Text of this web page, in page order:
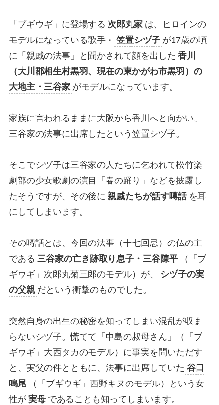
「ブギウギ」に登場する 次郎丸家 は、ヒロインの
モデルになっている歌手・ 笠置シヅ子 が17歳の頃
に「親戚の法事」と聞かされて顔を出した 香川
（大川郡相生村黒羽、現在の東かがわ市黒羽）の
大地主・三谷家 がモデルになっています。
家族に言われるままに大阪から香川へと向かい、
三谷家の法事に出席したという笠置シヅ子。
そこでシヅ子は三谷家の人たちに乞われて松竹楽
劇部の少女歌劇の演目「春の踊り」などを披露し
たそうですが、その後に 親戚たちが話す噂話 を耳
にしてしまいます。
その噂話とは、今回の法事（十七回忌）の仏の主
である 三谷家の亡き跡取り息子・三谷陳平
（「ブ
ギウギ」次郎丸菊三郎のモデル）が、
シヅ子の実
の父親 だという衝撃のものでした。
突然自身の出生の秘密を知ってしまい混乱が収ま
らないシヅ子。慌てて「中島の叔母さん」（「ブ
ギウギ」大西タカのモデル）に事実を問いただす
と、実父の件とともに、法事に出席していた 谷口
鳴尾
（「ブギウギ」西野キヌのモデル）という女
性が 実母 であることも知ってしまいます。